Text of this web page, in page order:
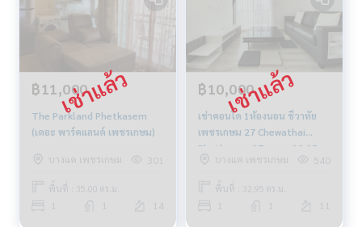
฿11,000
The Parkland Phetkasem
(เดอะ พาร์คแลนด์ เพชรเกษม)
บางแค เพชรเกษม 301
พื้นที่ : 35.00 ตร.ม.
14
฿10,000
เช่าคอนโด 1ห้องนอน ชีวาทัย
เพชรเกษม 27 Chewathai
Phetkasem 27 ขนาด 32.95
ตร.ม. ชั้น 11 ห้องมุม
บางแค เพชรเกษม 540
พื้นที่ : 32.95 ตร.ม.